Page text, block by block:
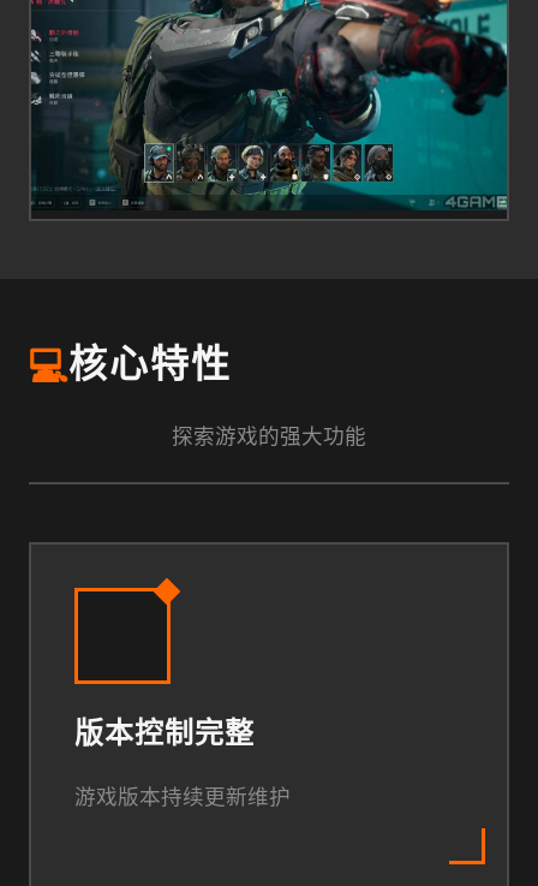
💻核心特性
探索游戏的强大功能
版本控制完整
游戏版本持续更新维护